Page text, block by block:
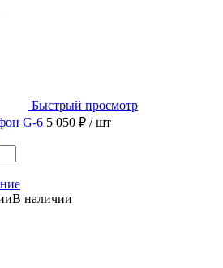
Быстрый просмотр
G-6 5 050 ₽ / шт
В наличии